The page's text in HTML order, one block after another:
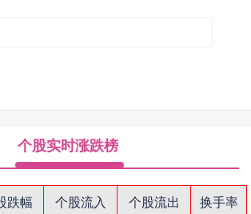
个股实时涨跌榜
跌幅 个股流入 个股流出
换手率